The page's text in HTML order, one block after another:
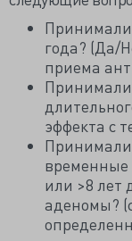
Принимали
года? (Да/
приема
Принимали
эффекта с
временные
или >8 лет
аденомы?